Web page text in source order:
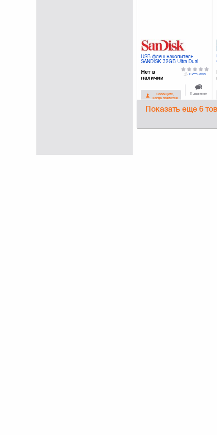
USB флеш накопитель
SANDISK 32GB Ultra Dual
Drive OTG Black USB 3.0
(SDDD2-032G-GAM46)
Нет в
наличии
Сообщите,
когда появится
0 отзывов
К сравнению
Показать еще6